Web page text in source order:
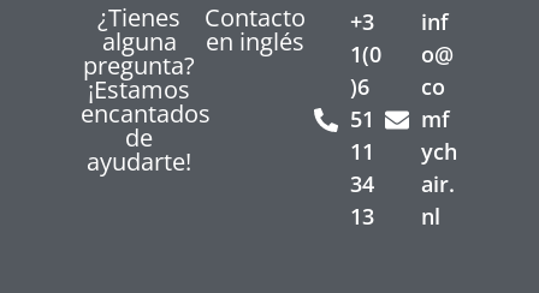
¿Tienes
alguna
pregunta?
¡Estamos
encantados
de
ayudarte!
Contacto
en inglés
+3
1(0
)6
51
11
34
13
inf
o@
co
mf
ych
air.
nl